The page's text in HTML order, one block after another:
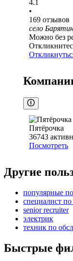
4.1
•
169 отзывов
село
Можно без
Пятёрочка
36743
Посмотреть
Другие
популярные
специалист
senior recruiter
электрик
техник по
Быстрые